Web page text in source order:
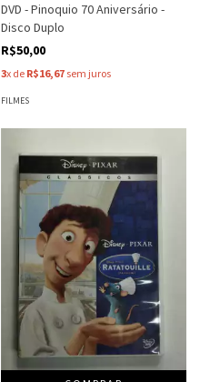
DVD - Pinoquio 70 Aniversário -
Disco Duplo
R$50,00
3x de R$16,67 sem juros
FILMES